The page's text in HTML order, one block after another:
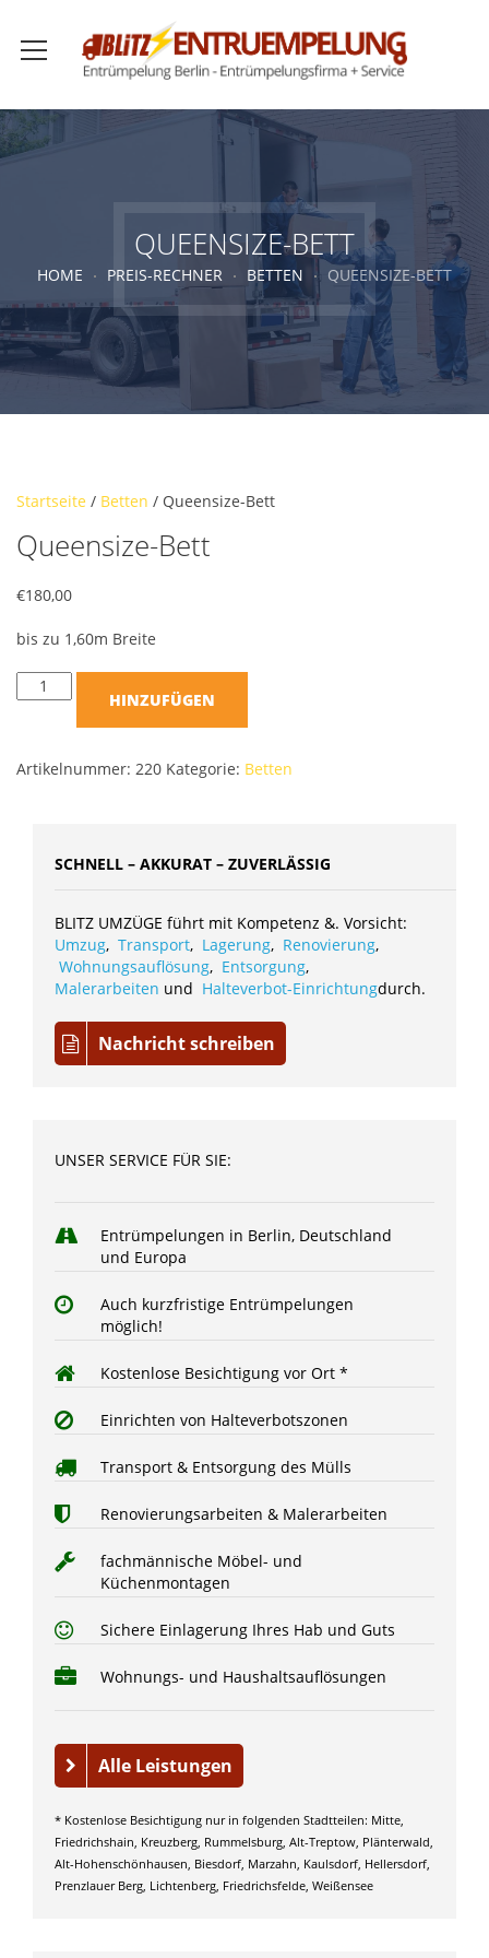
QUEENSIZE-BETT
HOME PREIS-RECHNER BETTEN QUEENSIZE-BETT
Startseite / Betten / Queensize-Bett
Queensize-Bett
€180,00
bis zu 1,60m Breite
HINZUFÜGEN
Artikelnummer: 220 Kategorie: Betten
SCHNELL – AKKURAT – ZUVERLÄSSIG
BLITZ UMZÜGE führt mit Kompetenz &. Vorsicht:
Umzug, Transport, Lagerung, Renovierung,
Wohnungsauflösung, Entsorgung,
Malerarbeiten und Halteverbot-Einrichtungdurch.
Nachricht schreiben
UNSER SERVICE FÜR SIE:
Entrümpelungen in Berlin, Deutschland
und Europa
Auch kurzfristige Entrümpelungen
möglich!
Kostenlose Besichtigung vor Ort *
Einrichten von Halteverbotszonen
Transport & Entsorgung des Mülls
Renovierungsarbeiten & Malerarbeiten
fachmännische Möbel- und
Küchenmontagen
Sichere Einlagerung Ihres Hab und Guts
Wohnungs- und Haushaltsauflösungen
Alle Leistungen
* Kostenlose Besichtigung nur in folgenden Stadtteilen: Mitte,
Friedrichshain, Kreuzberg, Rummelsburg, Alt-Treptow, Plänterwald,
Alt-Hohenschönhausen, Biesdorf, Marzahn, Kaulsdorf, Hellersdorf,
Prenzlauer Berg, Lichtenberg, Friedrichsfelde, Weißensee